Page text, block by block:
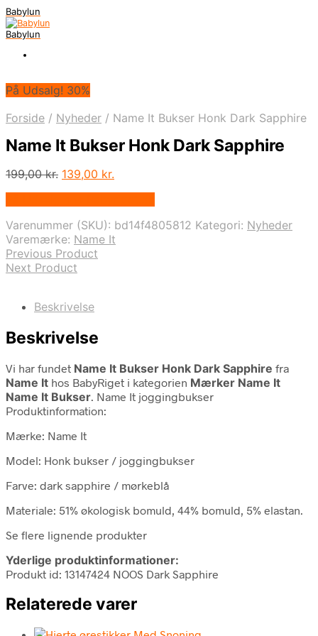
Babylun
Babylun
På Udsalg! 30%
Forside / Nyheder / Name It Bukser Honk Dark Sapphire
Name It Bukser Honk Dark Sapphire
199,00kr. Den
199,00 kr..
139,00 kr.
139,00 kr..
Varenummer (SKU): bd14f4805812 Kategori: Nyheder
Varemærke: Name It
Previous Product
Next Product
Beskrivelse
Beskrivelse
Vi har fundet Name It Bukser Honk Dark Sapphire fra
Name It hos BabyRiget i kategorien Mærker Name It
Name It Bukser. Name It joggingbukser
Produktinformation:
Mærke: Name It
Model: Honk bukser / joggingbukser
Farve: dark sapphire / mørkeblå
Materiale: 51% økologisk bomuld, 44% bomuld, 5% elastan.
Se flere lignende produkter
Yderlige produktinformationer:
Produkt id: 13147424 NOOS Dark Sapphire
Relaterede varer